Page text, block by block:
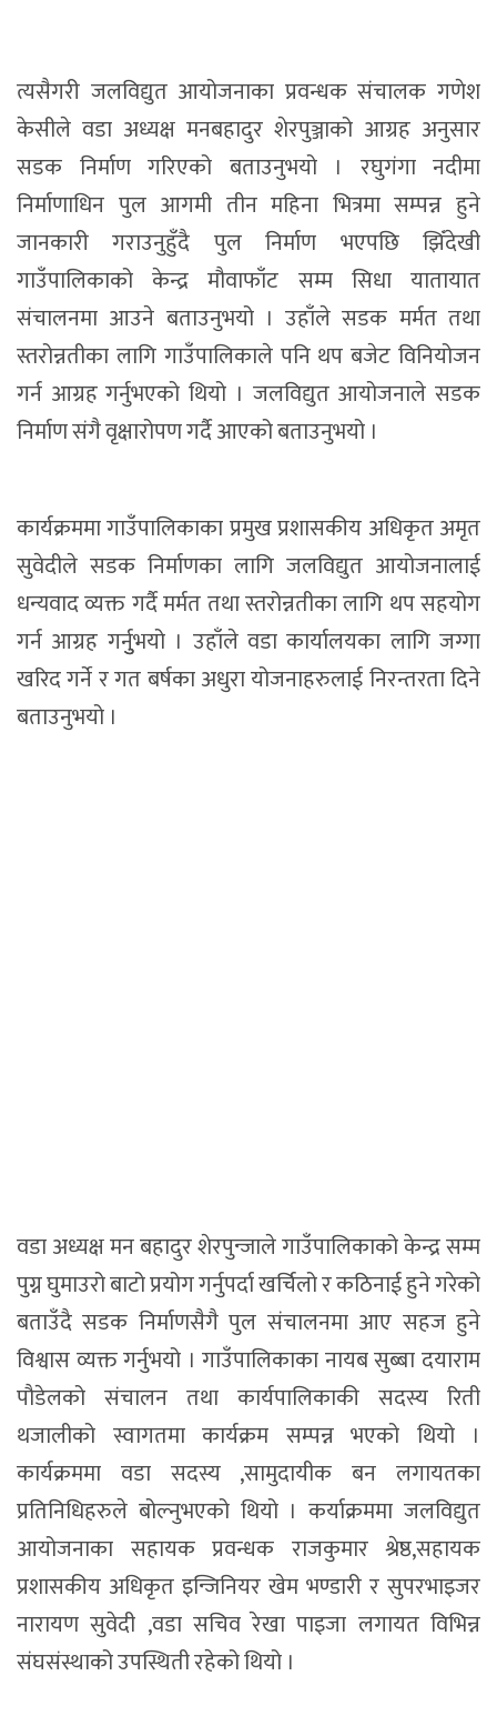
त्यसैगरी जलविद्युत आयोजनाका प्रवन्धक संचालक गणेश
केसीले वडा अध्यक्ष मनबहादुर शेरपुञ्जाको आग्रह अनुसार
सडक निर्माण गरिएको बताउनुभयो । रघुगंगा नदीमा
निर्माणाधिन पुल आगमी तीन महिना भित्रमा सम्पन्न हुने
जानकारी गराउनुहुँदै पुल निर्माण भएपछि झिँदेखी
गाउँपालिकाको केन्द्र मौवाफाँट सम्म सिधा यातायात
संचालनमा आउने बताउनुभयो । उहाँले सडक मर्मत तथा
स्तरोन्नतीका लागि गाउँपालिकाले पनि थप बजेट विनियोजन
गर्न आग्रह गर्नुभएको थियो । जलविद्युत आयोजनाले सडक
निर्माण संगै वृक्षारोपण गर्दै आएको बताउनुभयो ।
कार्यक्रममा गाउँपालिकाका प्रमुख प्रशासकीय अधिकृत अमृत
सुवेदीले सडक निर्माणका लागि जलविद्युत आयोजनालाई
धन्यवाद व्यक्त गर्दै मर्मत तथा स्तरोन्नतीका लागि थप सहयोग
गर्न आग्रह गर्नुुभयो । उहाँले वडा कार्यालयका लागि जग्गा
खरिद गर्ने र गत बर्षका अधुरा योजनाहरुलाई निरन्तरता दिने
बताउनुभयो ।
वडा अध्यक्ष मन बहादुर शेरपुन्जाले गाउँपालिकाको केन्द्र सम्म
पुग्न घुमाउरो बाटो प्रयोग गर्नुपर्दा खर्चिलो र कठिनाई हुने गरेको
बताउँदै सडक निर्माणसैगै पुल संचालनमा आए सहज हुने
विश्वास व्यक्त गर्नुभयो । गाउँपालिकाका नायब सुब्बा दयाराम
पौडेलको संचालन तथा कार्यपालिकाकी सदस्य रिती
थजालीको स्वागतमा कार्यक्रम सम्पन्न भएको थियो ।
कार्यक्रममा वडा सदस्य ,सामुदायीक बन लगायतका
प्रतिनिधिहरुले बोल्नुभएको थियो । कर्याक्रममा जलविद्युत
आयोजनाका सहायक प्रवन्धक राजकुमार श्रेष्ठ,सहायक
प्रशासकीय अधिकृत इन्जिनियर खेम भण्डारी र सुपरभाइजर
नारायण सुवेदी ,वडा सचिव रेखा पाइजा लगायत विभिन्न
संघसंस्थाको उपस्थिती रहेको थियो ।